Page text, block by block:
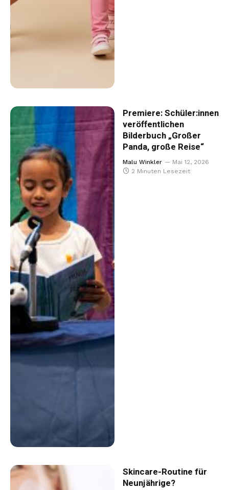
Premiere: Schüler:innen
veröffentlichen
Bilderbuch „Großer
Panda, große Reise“
Malu Winkler
Mai 12, 2026
2 Minuten Lesezeit
Skincare-Routine für
Neunjährige?